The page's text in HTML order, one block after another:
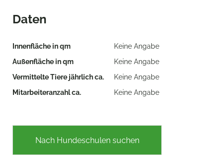
Daten
Innenfläche in qm
Keine Angabe
Außenfläche in qm
Keine Angabe
Vermittelte Tiere jährlich ca.
Keine Angabe
Mitarbeiteranzahl ca.
Keine Angabe
Nach Hundeschulen suchen